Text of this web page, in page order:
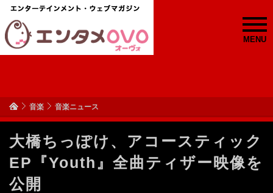
MENU
音楽 音楽ニュース
大橋ちっぽけ、アコースティック
EP『Youth』全曲ティザー映像を
公開